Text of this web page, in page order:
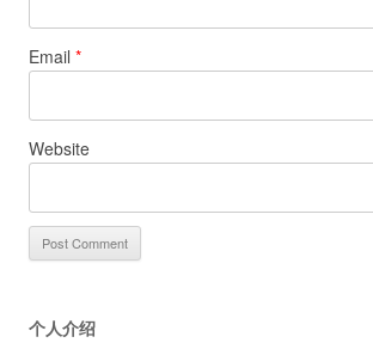
Email *
Website
个人介绍